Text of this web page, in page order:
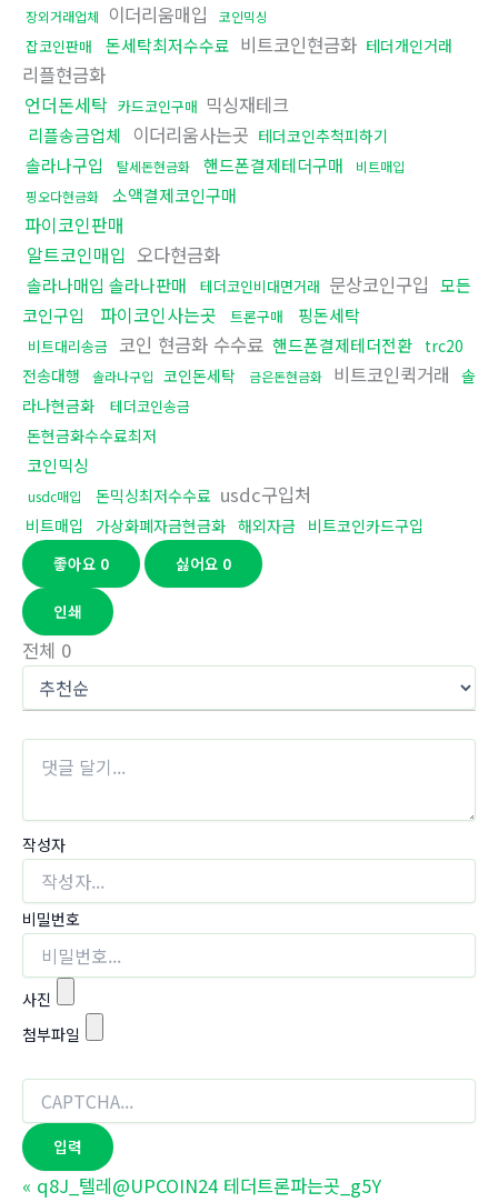
장외거래업체 이더리움매입 코인믹싱
잡코인판매 돈세탁최저수수료 비트코인현금화 테더개인거래
리플현금화
언더돈세탁 카드코인구매 믹싱재테크
리플송금업체 이더리움사는곳 테더코인추척피하기
솔라나구입 탈세돈현금화 핸드폰결제테더구매
비트매입
핑오다현금화
소액결제코인구매
파이코인판매
알트코인매입 오다현금화
솔라나매입 솔라나판매 테더코인비대면거래 문상코인구입 모든
코인구입
파이코인사는곳 트론구매 핑돈세탁
비트대리송금 코인 현금화 수수료 핸드폰결제테더전환 trc20
전송대행
솔라나구입 코인돈세탁 금은돈현금화 비트코인퀵거래 솔
라나현금화
테더코인송금
돈현금화수수료최저
코인믹싱
usdc매입 돈믹싱최저수수료 usdc구입처
비트매입 가상화폐자금현금화 해외자금 비트코인카드구입
좋아요 0 싫어요 0
인쇄
전체 0
작성자
비밀번호
사진
첨부파일
« q8J_텔레@UPCOIN24 테더트론파는곳_g5Y